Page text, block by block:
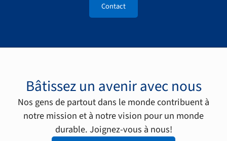
Contact
Bâtissez un avenir avec nous
Nos gens de partout dans le monde contribuent à
notre mission et à notre vision pour un monde
durable. Joignez-vous à nous!